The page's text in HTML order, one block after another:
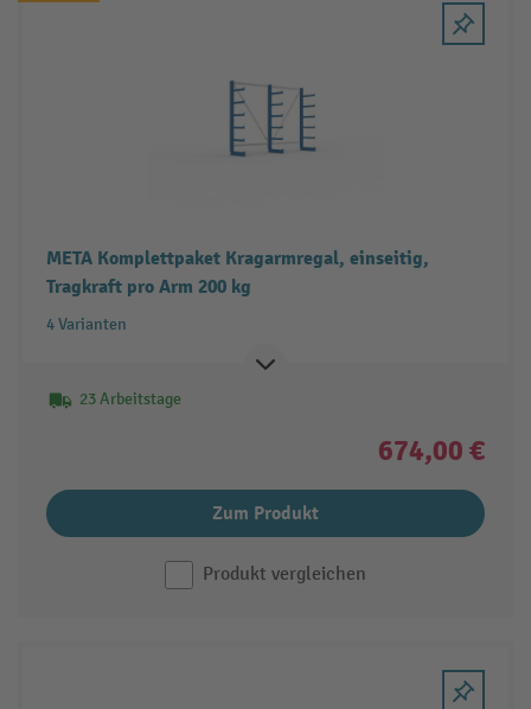
META Komplettpaket Kragarmregal, einseitig,
Tragkraft pro Arm 200 kg
4 Varianten
23 Arbeitstage
674,00 €
Zum Produkt
Produkt vergleichen